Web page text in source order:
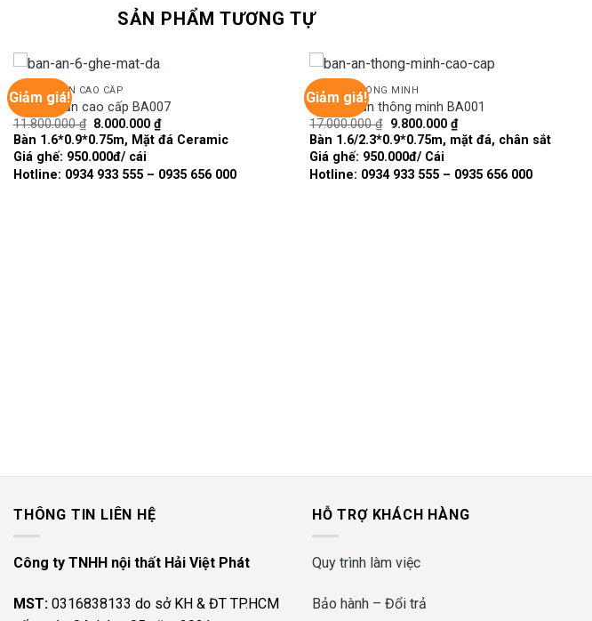
SẢN PHẨM TƯƠNG TỰ
Giảm giá!
BÀN GHẾ ĂN CAO CẤP
Bàn ghế ăn cao cấp BA007
11.800.000₫ Giá
gốc
là:
11.800.000 ₫.
8.000.000₫Giá
hiện
tại
8.000.000 ₫.
Bàn 1.6*0.9*0.75m, Mặt đá Ceramic
Giá ghế: 950.000đ/ cái
Hotline: 0934 933 555 – 0935 656 000
Giảm giá!
Add to
wishlist
BÀN ĂN THÔNG MINH
Bàn ghế ăn thông minh BA001
17.000.000₫ Giá
gốc
là:
17.000.000 ₫.
9.800.000 ₫Giá
hiện
tại
9.800.000 ₫.
Bàn 1.6/2.3*0.9*0.75m, mặt đá, chân sắt
Giá ghế: 950.000đ/ Cái
Hotline: 0934 933 555 – 0935 656 000
THÔNG TIN LIÊN HỆ
Công ty TNHH nội thất Hải Việt Phát
MST: 0316838133 do sở KH & ĐT TP.HCM
HỖ TRỢ KHÁCH HÀNG
Quy trình làm việc
Bảo hành – Đổi trả